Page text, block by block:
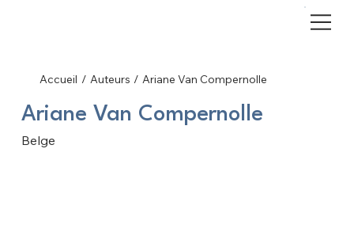
Accueil / Auteurs / Ariane Van Compernolle
Ariane Van Compernolle
Belge